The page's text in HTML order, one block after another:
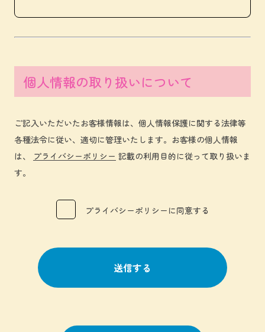
個人情報の取り扱いについて
ご記入いただいたお客様情報は、個人情報保護に関する法律等
各種法令に従い、適切に管理いたします。お客様の個人情報
は、 プライバシーポリシー 記載の利用目的に従って取り扱いま
す。
プライバシーポリシーに同意する